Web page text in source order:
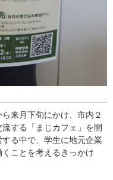
来月下旬にかけ、市内２
する「まじカフェ」を開
る中で、学生に地元企業
ことを考えるきっかけ